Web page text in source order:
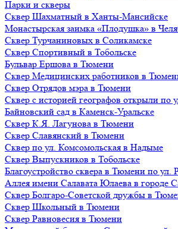
Парки и скверы
Сквер Шахматный в Ханты-Мансийске
Монастырская заимка «Плодушка» в
Сквер Турчаниновых в Соликамске
Сквер Спортивный в Тобольске
Бульвар Ершова в Тюмени
Сквер Медицинских работников в
Сквер Отрядов мэра в Тюмени
Сквер с историей географов открыли
Байновский сад в Каменск-Уральске
Сквер К.Я. Лагунова в Тюмени
Сквер Славянский в Тюмени
Сквер по ул. Комсомольская в Надыме
Сквер Выпускников в Тобольске
Благоустройство сквера в Тюмени по ул.
Аллея имени Салавата Юлаева в городе
Сквер Болгаро-Советской дружбы в
Сквер Школьный в Тюмени
Сквер Равновесия в Тюмени